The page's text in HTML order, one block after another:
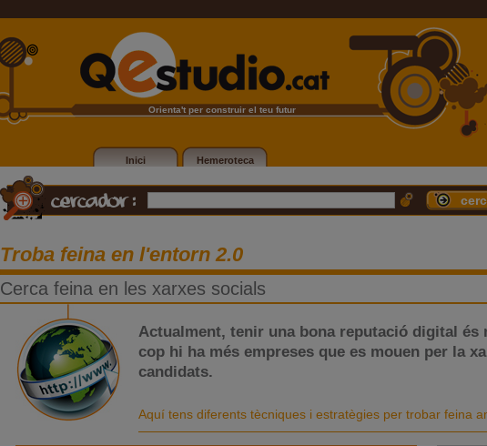
Orienta't per construir el teu futur
Inici Hemeroteca
Troba feina en l'entorn 2.0
Cerca feina en les xarxes socials
Actualment, tenir una bona reputació digital és
cop hi ha més empreses que es mouen per la
candidats.
Aquí tens diferents tècniques i estratègies per trobar feina